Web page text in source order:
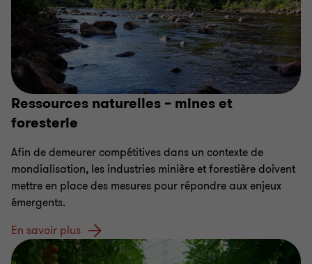
Ressources naturelles – mines et
foresterie
Afin de demeurer compétitives dans un contexte de
mondialisation, les industries minière et forestière doivent
mettre en place des mesures pour répondre aux enjeux
émergents.
En savoir plus